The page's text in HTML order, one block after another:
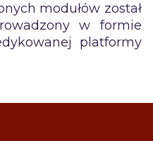
modułów został
w formie
platformy